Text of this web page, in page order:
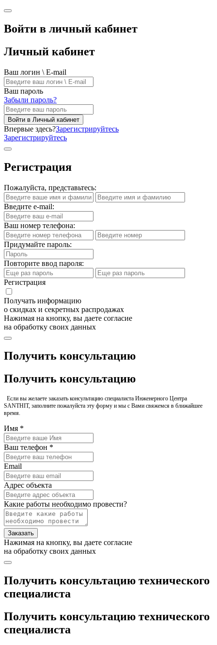
Войти в личный кабинет
Личный кабинет
Ваш логин \ E-mail
Ваш пароль
Забыли пароль?
Войти в Личный кабинет
Впервые здесь?Зарегистрируйтесь
Зарегистрируйтесь
Регистрация
Пожалуйста, представьтесь:
Введите e-mail:
Ваш номер телефона:
Придумайте пароль:
Повторите ввод пароля:
Регистрация
Получать информацию
о скидках и секретных распродажах
Нажимая на кнопку, вы даете согласие
на обработку своих данных
Получить консультацию
Получить консультацию
Если вы желаете заказать консультацию специалиста Инженерного Центра
SANTHIT, заполните пожалуйста эту форму и мы с Вами свяжемся в ближайшее
время.
Имя *
Ваш телефон *
Email
Адрес объекта
Какие работы необходимо провести?
Заказать
Нажимая на кнопку, вы даете согласие
на обработку своих данных
Получить консультацию технического
специалиста
Получить консультацию технического
специалиста